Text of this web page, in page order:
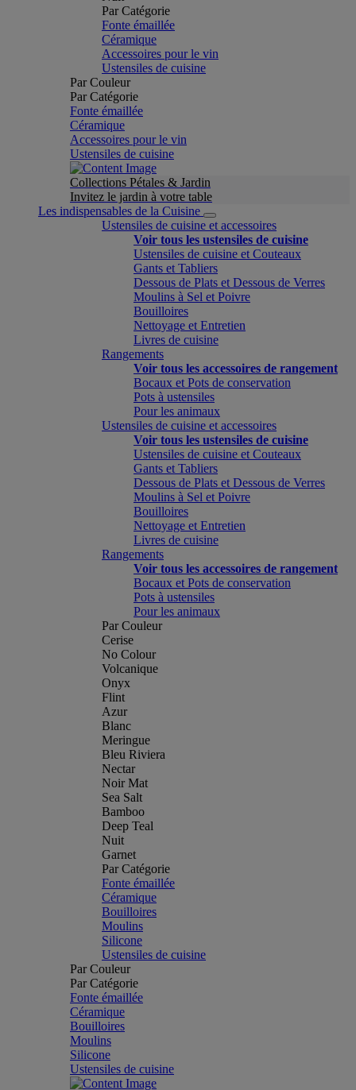
Par Catégorie
Fonte émaillée
Céramique
Accessoires pour le vin
Ustensiles de cuisine
Par Couleur
Par Catégorie
Fonte émaillée
Céramique
Accessoires pour le vin
Ustensiles de cuisine
Collections Pétales & Jardin
Invitez le jardin à votre table
Les indispensables de la Cuisine
Ustensiles de cuisine et accessoires
Voir tous les ustensiles de cuisine
Ustensiles de cuisine et Couteaux
Gants et Tabliers
Dessous de Plats et Dessous de Verres
Moulins à Sel et Poivre
Bouilloires
Nettoyage et Entretien
Livres de cuisine
Rangements
Voir tous les accessoires de rangement
Bocaux et Pots de conservation
Pots à ustensiles
Pour les animaux
Ustensiles de cuisine et accessoires
Voir tous les ustensiles de cuisine
Ustensiles de cuisine et Couteaux
Gants et Tabliers
Dessous de Plats et Dessous de Verres
Moulins à Sel et Poivre
Bouilloires
Nettoyage et Entretien
Livres de cuisine
Rangements
Voir tous les accessoires de rangement
Bocaux et Pots de conservation
Pots à ustensiles
Pour les animaux
Par Couleur
Cerise
No Colour
Volcanique
Onyx
Flint
Azur
Blanc
Meringue
Bleu Riviera
Nectar
Noir Mat
Sea Salt
Bamboo
Deep Teal
Nuit
Garnet
Par Catégorie
Fonte émaillée
Céramique
Bouilloires
Moulins
Silicone
Ustensiles de cuisine
Par Couleur
Par Catégorie
Fonte émaillée
Céramique
Bouilloires
Moulins
Silicone
Ustensiles de cuisine